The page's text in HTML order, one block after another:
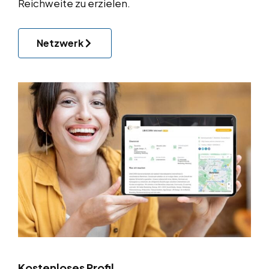
Reichweite zu erzielen.
Netzwerk